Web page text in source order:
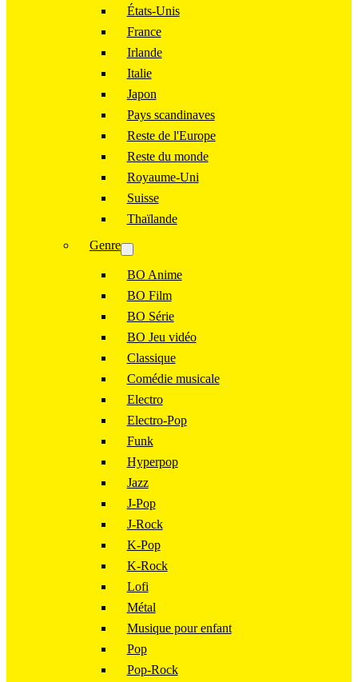
États-Unis
France
Irlande
Italie
Japon
Pays scandinaves
Reste de l'Europe
Reste du monde
Royaume-Uni
Suisse
Thaïlande
Genre
BO Anime
BO Film
BO Série
BO Jeu vidéo
Classique
Comédie musicale
Electro
Electro-Pop
Funk
Hyperpop
Jazz
J-Pop
J-Rock
K-Pop
K-Rock
Lofi
Métal
Musique pour enfant
Pop
Pop-Rock